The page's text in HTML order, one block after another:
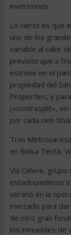
inversiones.
Lo cierto es que
uno de los
variable al calor
previsto que a
estrene en el
propiedad del
Properties, y
(«contrasplit», en
por cada cien
Tras
en Bolsa Testa,
Vía Célere,
estadounidense
verano en la
mercado para
de otro gran
los inmuebles de